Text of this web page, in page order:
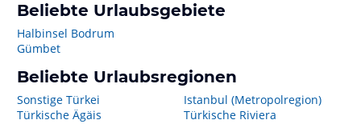
Beliebte Urlaubsgebiete
Halbinsel Bodrum
Gümbet
Beliebte Urlaubsregionen
Sonstige Türkei
Türkische Ägäis
Istanbul (Metropolregion)
Türkische Riviera